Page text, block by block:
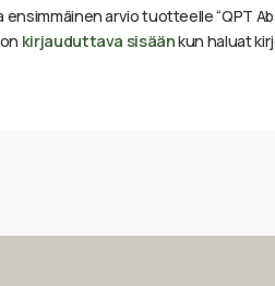
ensimmäinen arvio tuotteelle “QPT
kirjauduttava sisäänkun haluat